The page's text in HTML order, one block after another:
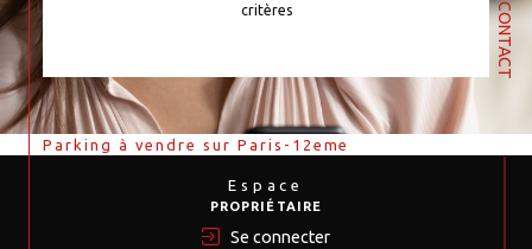
CONTACT
critères
Parking à vendre sur Paris-12eme
Espace
PROPRIÉTAIRE
Se connecter